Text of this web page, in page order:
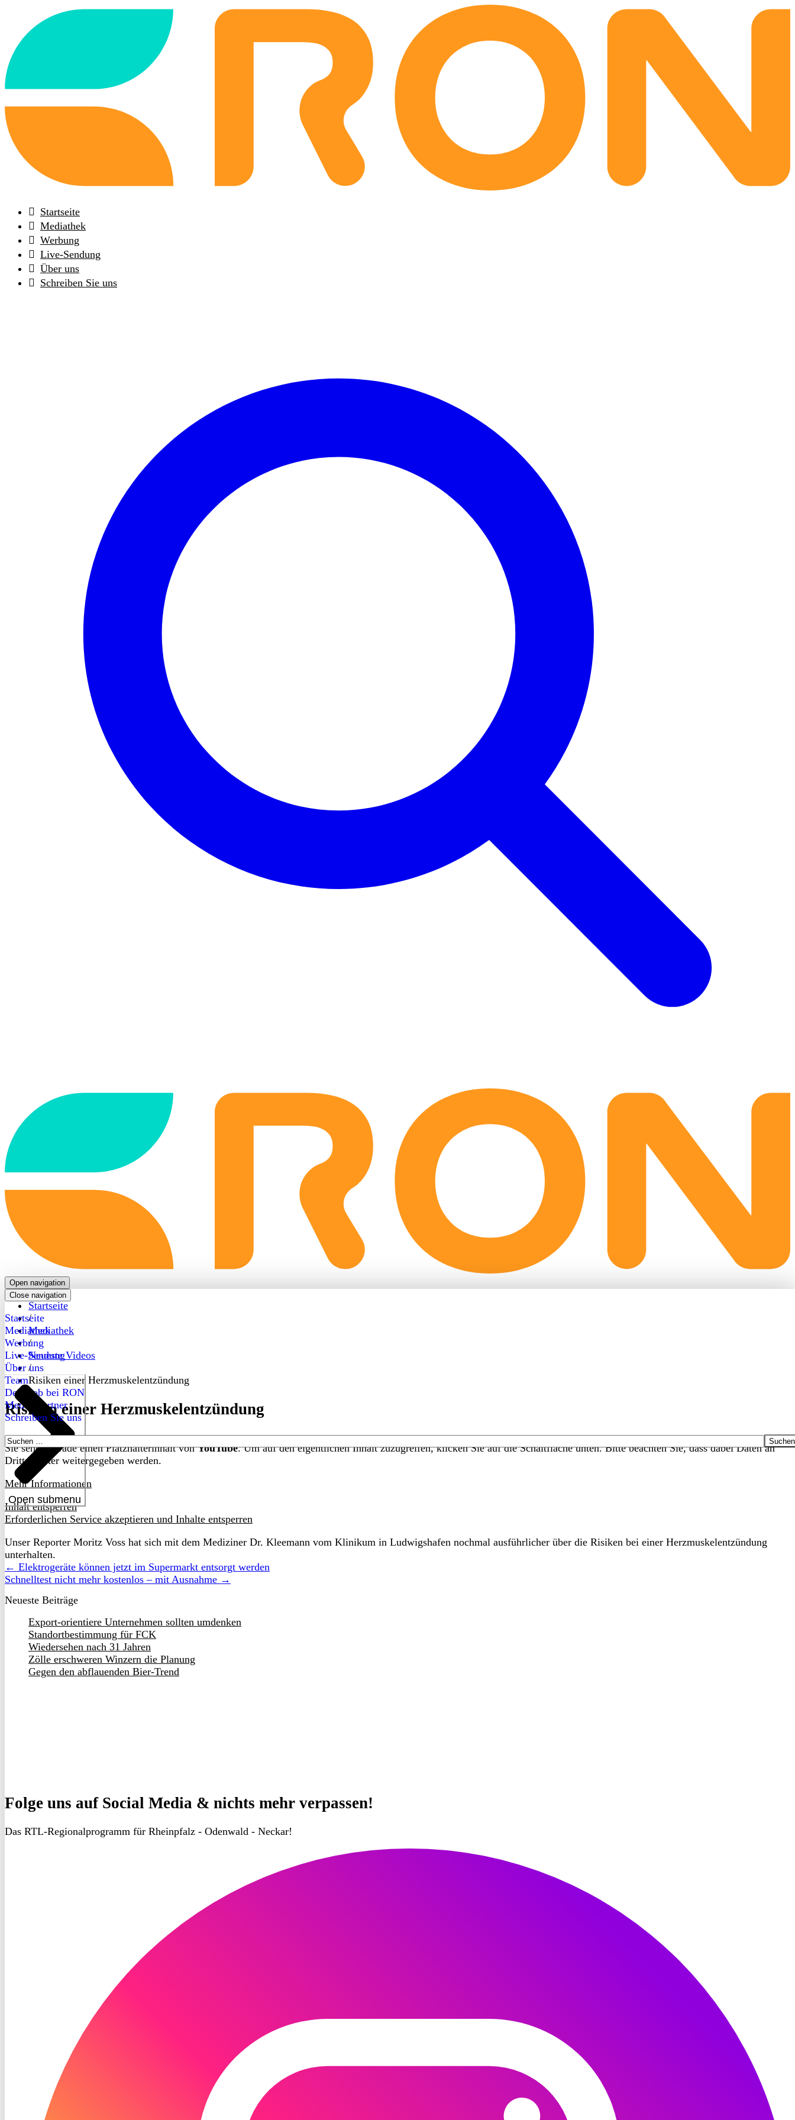
frontpage
Startseite
Mediathek
Werbung
Live-Sendung
Über uns
Schreiben Sie uns
frontpage
Open navigation
Close navigation
Startseite
Mediathek
Werbung
Live-Sendung
Über uns
Open submenu
Team
Dein Job bei RON
Medienpartner
Schreiben Sie uns
Suchen
nach:
Startseite
/
Mediathek
/
Neueste Videos
/
Risiken einer Herzmuskelentzündung
Risiken einer Herzmuskelentzündung
Sie sehen gerade einen Platzhalterinhalt vonYouTube. Um auf den eigentlichen Inhalt zuzugreifen, klicken Sie auf die Schaltfläche unten. Bitte beachten Sie, dass dabei Daten an
Drittanbieter weitergegeben werden.
Mehr Informationen
Inhalt entsperren
Erforderlichen Service akzeptieren und Inhalte entsperren
Unser Reporter Moritz Voss hat sich mit dem Mediziner Dr. Kleemann vom Klinikum in Ludwigshafen nochmal ausführlicher über die Risiken bei einer Herzmuskelentzündung
unterhalten.
← Elektrogeräte können jetzt im Supermarkt entsorgt werden
Schnelltest nicht mehr kostenlos – mit Ausnahme →
Neueste Beiträge
Export-orientiere Unternehmen sollten umdenken
Standortbestimmung für FCK
Wiedersehen nach 31 Jahren
Zölle erschweren Winzern die Planung
Gegen den abflauenden Bier-Trend
Folge uns auf Social Media & nichts mehr verpassen!
Das RTL-Regionalprogramm für Rheinpfalz - Odenwald - Neckar!